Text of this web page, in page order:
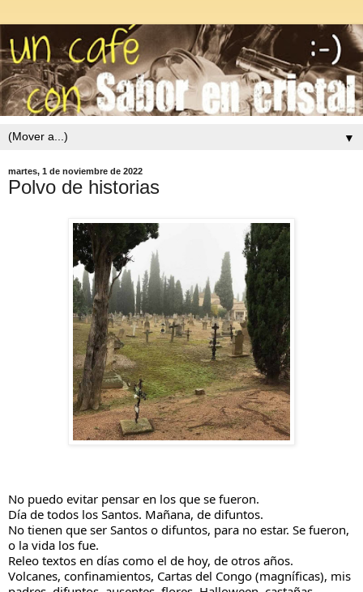
▼
martes, 1 de noviembre de 2022
Polvo de historias
No puedo evitar pensar en los que se fueron.
Día de todos los Santos. Mañana, de difuntos.
No tienen que ser Santos o difuntos, para no estar. Se fueron,
o la vida los fue.
Releo textos en días como el de hoy, de otros años.
Volcanes, confinamientos, Cartas del Congo (magníficas), mis